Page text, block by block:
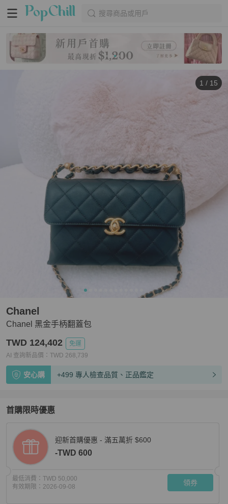
搜尋商品或用戶
1 / 15
Chanel 黑金手柄翻蓋包
Chanel
TWD 124,402
免運
AI 查詢新品價： TWD 268,739
安心購 +499 專人檢查品質、正品鑑定
首購限時優惠
迎新首購優惠 - 滿五萬折 $600
-TWD 600
最低消費： TWD 50,000
有效期限： 2026-09-08 領券